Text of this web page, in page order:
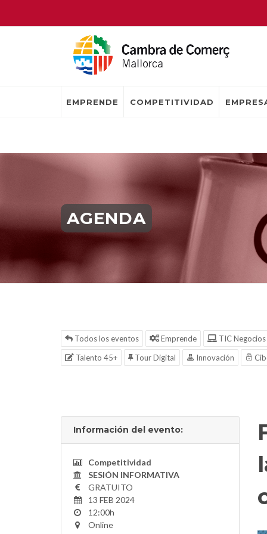
EMPRENDE COMPETITIVIDAD
AGENDA
Todos los eventos Emprende
TIC Negocios
Talento 45+
Tour Digital Innovación
Información del evento:
Competitividad
SESIÓN INFORMATIVA
GRATUITO
13 FEB 2024
12:00h
Online